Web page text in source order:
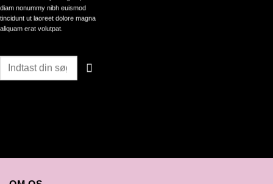
diam nonummy nibh euismod
tincidunt ut laoreet dolore magna
aliquam erat volutpat.
Søg